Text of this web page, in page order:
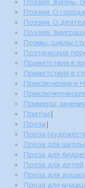
Поэзия. О
Поэзия. О
Поэзия.
Поэмы, циклы
Поэтические
Приветствия в
Приветствия в
Приключения и
Примеры,
Притчи |
Проза |
Проза
Проза для
Проза для
Проза для детей
Проза для
Проза для